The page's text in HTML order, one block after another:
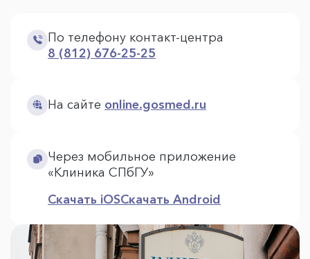
По телефону контакт-центра
8 (812) 676-25-25
На сайте online.gosmed.ru
Через мобильное приложение
«Клиника СПбГУ»
Скачать iOSСкачать Android